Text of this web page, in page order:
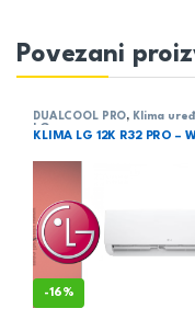
Povezani
DUALCOOL PRO, Klima
LG
KLIMA LG 12K R32 PRO –
-16%